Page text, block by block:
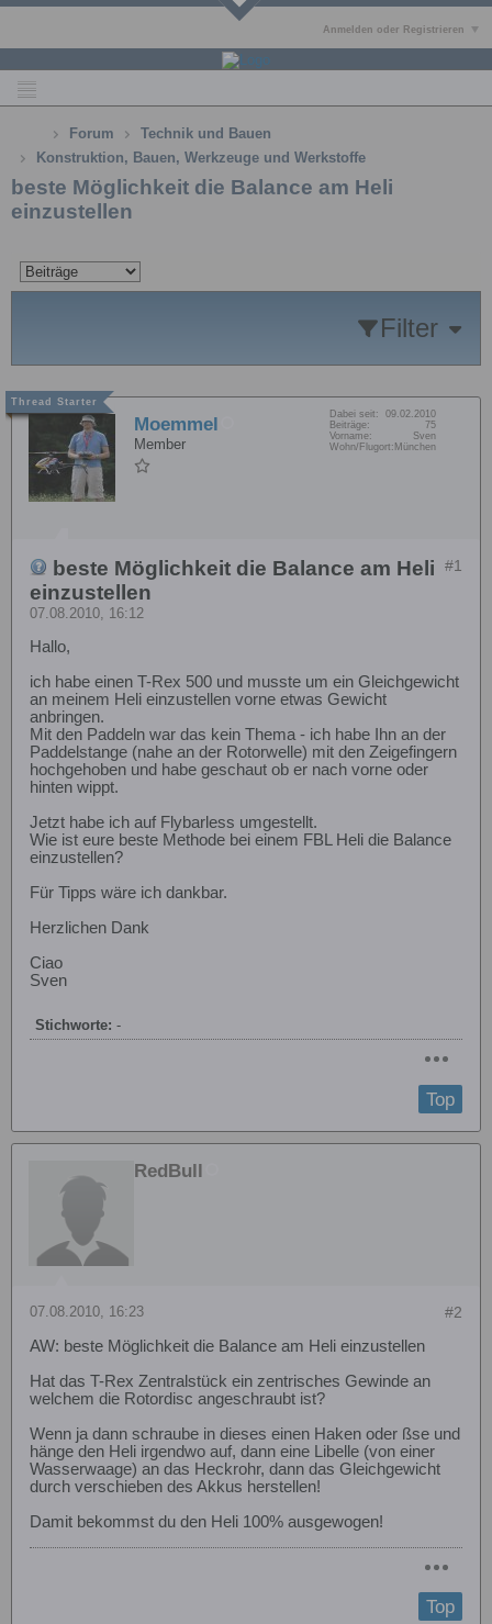
Anmelden oder Registrieren
Forum
Technik und Bauen
Konstruktion, Bauen, Werkzeuge und Werkstoffe
beste Möglichkeit die Balance am Heli
einzustellen
Filter
Moemmel
Member
Dabei seit:
09.02.2010
Beiträge:
75
Vorname:
Sven
Wohn/Flugort: München
#1
beste Möglichkeit die Balance am Heli
einzustellen
07.08.2010, 16:12
Hallo,
ich habe einen T-Rex 500 und musste um ein Gleichgewicht
an meinem Heli einzustellen vorne etwas Gewicht
anbringen.
Mit den Paddeln war das kein Thema - ich habe Ihn an der
Paddelstange (nahe an der Rotorwelle) mit den Zeigefingern
hochgehoben und habe geschaut ob er nach vorne oder
hinten wippt.
Jetzt habe ich auf Flybarless umgestellt.
Wie ist eure beste Methode bei einem FBL Heli die Balance
einzustellen?
Für Tipps wäre ich dankbar.
Herzlichen Dank
Ciao
Sven
Stichworte: -
Top
RedBull
#2
07.08.2010, 16:23
AW: beste Möglichkeit die Balance am Heli einzustellen
Hat das T-Rex Zentralstück ein zentrisches Gewinde an
welchem die Rotordisc angeschraubt ist?
Wenn ja dann schraube in dieses einen Haken oder ßse und
hänge den Heli irgendwo auf, dann eine Libelle (von einer
Wasserwaage) an das Heckrohr, dann das Gleichgewicht
durch verschieben des Akkus herstellen!
Damit bekommst du den Heli 100% ausgewogen!
Top